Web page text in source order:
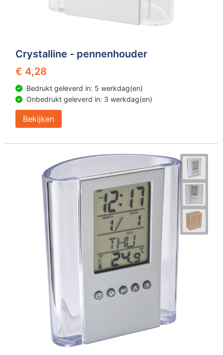
Crystalline - pennenhouder
€ 4,28
Bedrukt geleverd in: 5 werkdag(en)
Onbedrukt geleverd in: 3 werkdag(en)
Bekijken